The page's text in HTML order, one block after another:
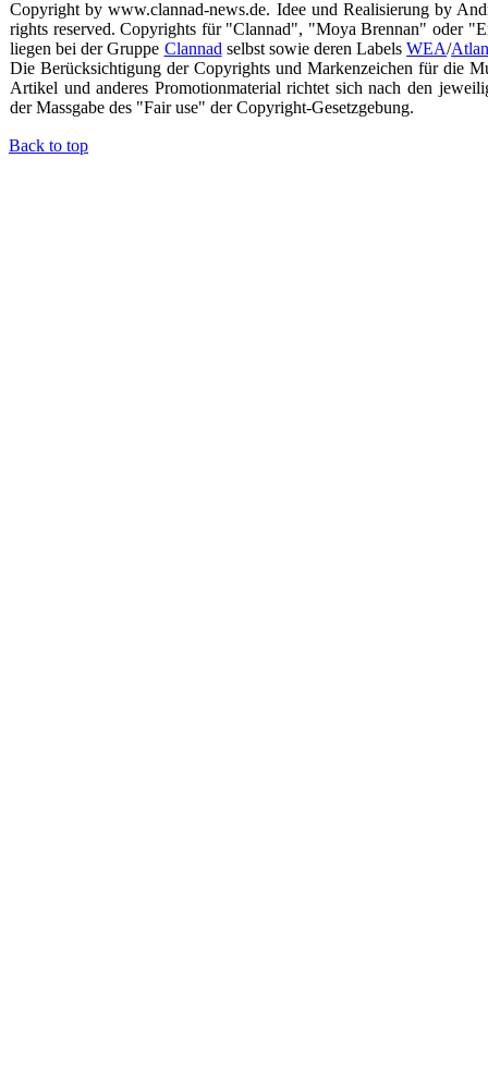
Copyright by www.clannad-news.de. Idee und Realisierung by
rights reserved. Copyrights für "Clannad", "Moya Brennan" oder
liegen bei der Gruppe Clannad selbst sowie deren LabelsWEA/
Die Berücksichtigung der Copyrights und Markenzeichen für die
Artikel und anderes Promotionmaterial richtet sich nach den
der Massgabe des "Fair use" der Copyright-Gesetzgebung.
Back to top